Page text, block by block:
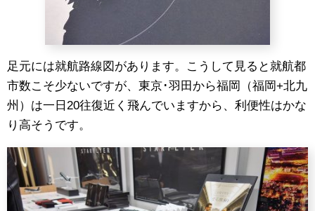
足元には就航路線図があります。こうして見ると就航都
市数こそ少ないですが、東京･羽田から福岡（福岡+北九
州）は一日20往復近く飛んでいますから、利便性はかな
り高そうです。